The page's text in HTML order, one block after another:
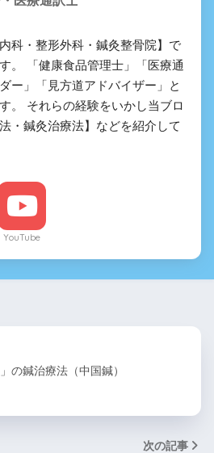
科・整形外科・鍼灸整骨院】で
。 「健康食品管理士」「医療通
ー」「見方道アドバイザー」と
。 それらの経験をいかし当ブロ
・鍼灸治療法】などを紹介して
YouTube
」の鍼治療法（中国鍼）
次の記事